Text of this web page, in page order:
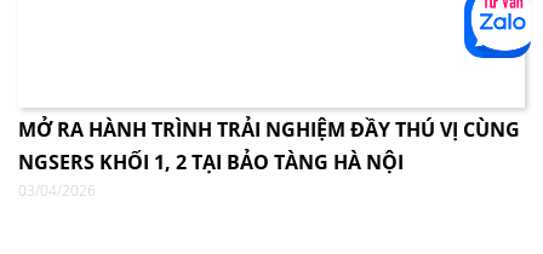
MỞ RA HÀNH TRÌNH TRẢI NGHIỆM ĐẦY THÚ VỊ CÙNG
NGSERS KHỐI 1, 2 TẠI BẢO TÀNG HÀ NỘI
03/04/2026